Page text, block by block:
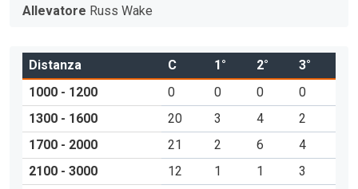
Allevatore Russ Wake
Distanza C 1° 2°
3°
1000 - 1200
0 0 0
0
1300 - 1600
20 3 4
2
1700 - 2000
21 2 6
4
2100 - 3000
12 1 1
3